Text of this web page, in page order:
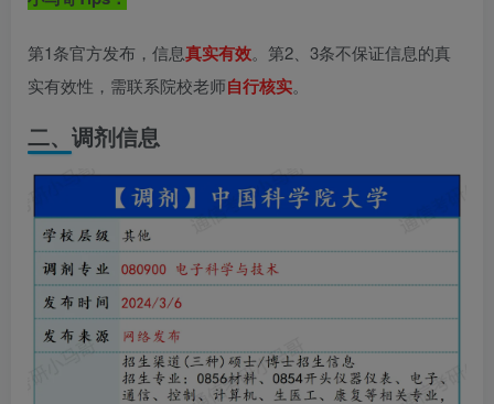
第1条官方发布，信息真实有效。第2、3条不保证信息的真
实有效性，需联系院校老师自行核实。
二、 调剂信息